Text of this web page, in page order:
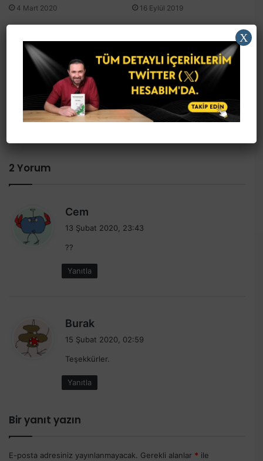
4 Mart 2020 16 Eylül 2019
Açıklamalı Teknik Analiz:
KATMR Hissesi
Hisse Analizi: 300+
Hisseye Her Hafta Tek Tek
Nasıl Bakıyorum?
2 Yorum
Cem
k
i
13 Şubat 2020, 23:43
??
Yanıtla
Burak
i
k
i
15 Şubat 2020, 02:59
Teşekkürler.
Yanıtla
Bir yanıt yazın
E-posta adresiniz yayınlanmayacak. Gerekli alanlar * ile
X